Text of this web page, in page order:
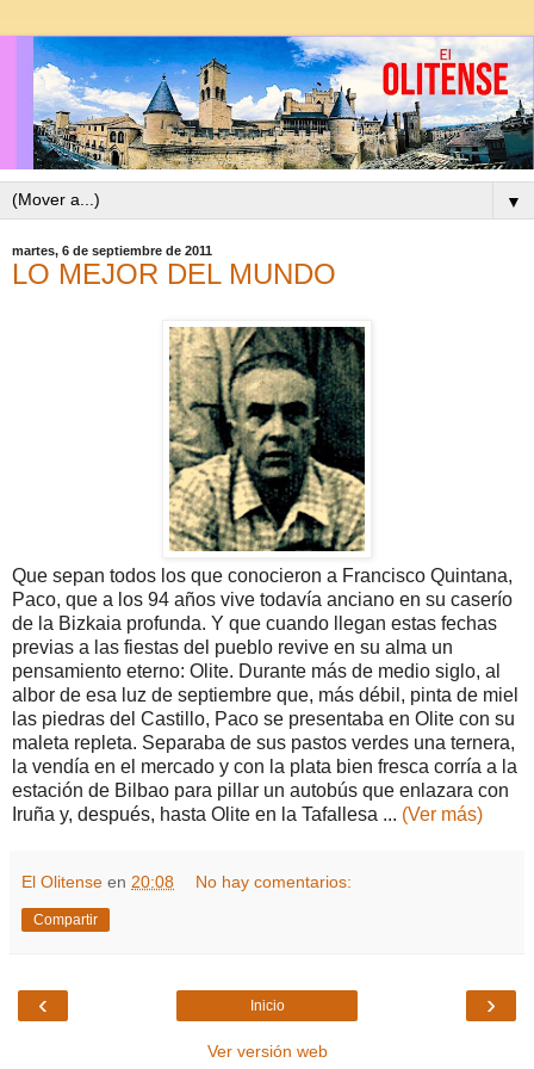
▼
martes, 6 de septiembre de 2011
LO MEJOR DEL MUNDO
Que sepan todos los que conocieron a Francisco Quintana,
Paco, que a los 94 años vive todavía anciano en su caserío
de la Bizkaia profunda. Y que cuando llegan estas fechas
previas a las fiestas del pueblo revive en su alma un
pensamiento eterno: Olite. Durante más de medio siglo, al
albor de esa luz de septiembre que, más débil, pinta de miel
las piedras del Castillo, Paco se presentaba en Olite con su
maleta repleta. Separaba de sus pastos verdes una ternera,
la vendía en el mercado y con la plata bien fresca corría a la
estación de Bilbao para pillar un autobús que enlazara con
Iruña y, después, hasta Olite en la Tafallesa ... (Ver más)
El Olitense en 20:08 No hay comentarios:
Compartir
‹ ›
Inicio
Ver versión web